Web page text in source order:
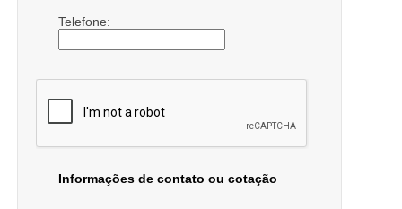
Telefone:
Informações de contato ou cotação